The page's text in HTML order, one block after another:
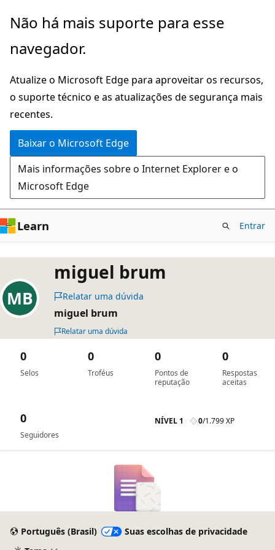
Pular
o
principal
Não há mais suporte para esse
navegador.
Atualize o Microsoft Edge para aproveitar os recursos,
o suporte técnico e as atualizações de segurança mais
recentes.
Baixar o Microsoft Edge
Mais informações sobre o Internet Explorer e o
Microsoft Edge
Learn Entrar
miguel brum
Relatar uma dúvida
miguel brum
Relatar uma dúvida
Selos
0
Troféus
0
Pontos de
reputação
0
Respostas
aceitas
0
Seguidores
0 NÍVEL 1 0/1.799 XP
Português (Brasil)
Suas escolhas de privacidade